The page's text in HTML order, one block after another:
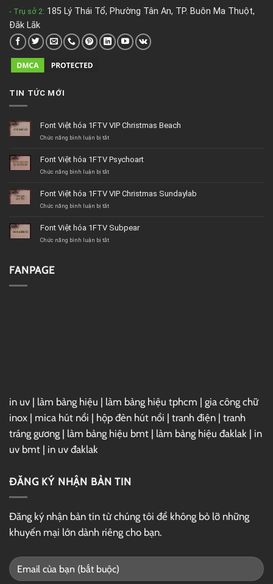
- Trụ sở 2: 185 Lý Thái Tổ, Phường Tân An, TP. Buôn Ma Thuột,
Đắk Lắk
TIN TỨC MỚI
Font Việt hóa 1FTV VIP Christmas Beach
Chức năng bình luận bị tắtở
hóa
1FTV
Beach
Font Việt hóa 1FTV Psychoart
Chức năng bình luận bị tắtở
hóa
1FTV
Font Việt hóa 1FTV VIP Christmas Sundaylab
Chức năng bình luận bị tắtở
hóa
1FTV
Font Việt hóa 1FTV Subpear
Chức năng bình luận bị tắtở
FANPAGE
in uv | làm bảng hiệu | làm bảng hiệu tphcm | gia công chữ
inox | mica hút nổi | hộp đèn hút nổi | tranh điện | tranh
tráng gương | làm bảng hiệu bmt | làm bảng hiệu đaklak | in
uv bmt | in uv đaklak
ĐĂNG KÝ NHẬN BẢN TIN
Đăng ký nhận bản tin từ chúng tôi để không bỏ lỡ những
khuyến mại lớn dành riêng cho bạn.